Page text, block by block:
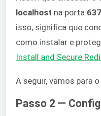
localhost na porta
isso, significa que
como instalar e
Install and Secure
A seguir, vamos para
Passo 2 —